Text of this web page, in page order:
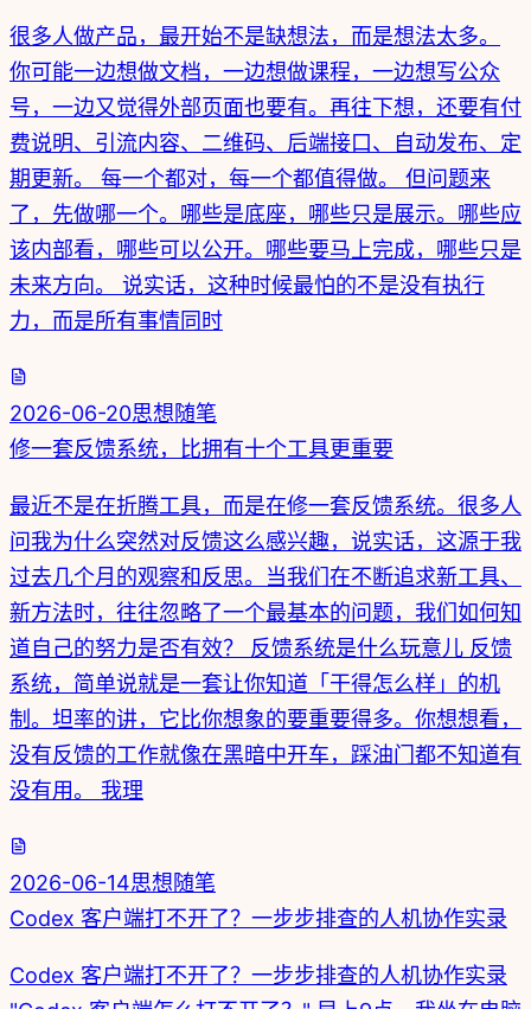
很多人做产品，最开始不是缺想法，而是想法太多。
你可能一边想做文档，一边想做课程，一边想写公众
号，一边又觉得外部页面也要有。再往下想，还要有付
费说明、引流内容、二维码、后端接口、自动发布、定
期更新。 每一个都对，每一个都值得做。 但问题来
了，先做哪一个。哪些是底座，哪些只是展示。哪些应
该内部看，哪些可以公开。哪些要马上完成，哪些只是
未来方向。 说实话，这种时候最怕的不是没有执行
力，而是所有事情同时
2026-06-20思想随笔
修一套反馈系统，比拥有十个工具更重要
最近不是在折腾工具，而是在修一套反馈系统。很多人
问我为什么突然对反馈这么感兴趣，说实话，这源于我
过去几个月的观察和反思。当我们在不断追求新工具、
新方法时，往往忽略了一个最基本的问题，我们如何知
道自己的努力是否有效？ 反馈系统是什么玩意儿 反馈
系统，简单说就是一套让你知道「干得怎么样」的机
制。坦率的讲，它比你想象的要重要得多。你想想看，
没有反馈的工作就像在黑暗中开车，踩油门都不知道有
没有用。 我理
2026-06-14思想随笔
Codex 客户端打不开了？一步步排查的人机协作实录
Codex 客户端打不开了？一步步排查的人机协作实录